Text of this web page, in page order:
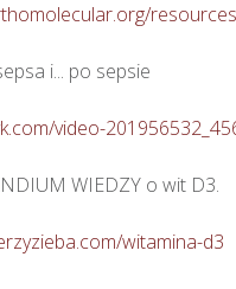
i... po sepsie
video-
WIEDZY o wit D3.
witamina-d3